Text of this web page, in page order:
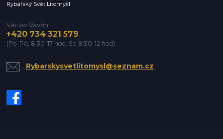
Rybářský Svět Litomyšl
Václav Vavřín
+420 734 321 579
(Po-Pá, 8:30-17 hod. So 8:30-12 hod)
Rybarskysvetlitomysl@seznam.cz